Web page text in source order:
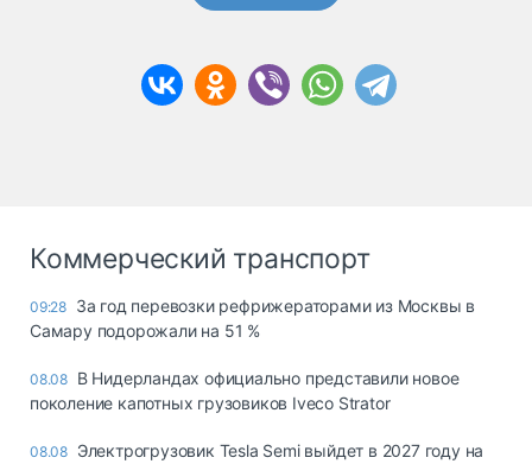
Коммерческий транспорт
09:28 За год перевозки рефрижераторами из Москвы в
Самару подорожали на 51 %
08.08 В Нидерландах официально представили новое
поколение капотных грузовиков Iveco Strator
08.08 Электрогрузовик Tesla Semi выйдет в 2027 году на